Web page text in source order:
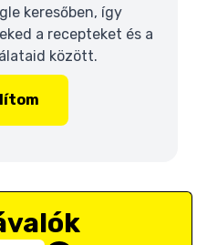
keresőben, így
a recepteket és a
között.